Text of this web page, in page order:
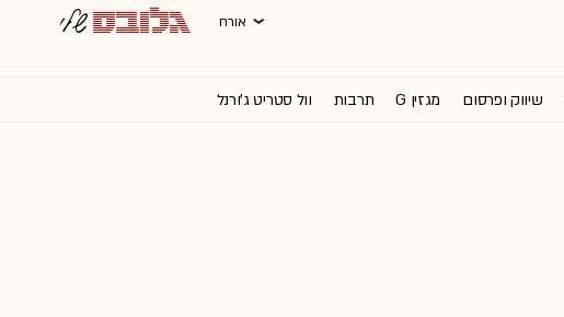
אורח
שיווק ופרסום מגזין G תרבות וול סטריט ג'ורנל